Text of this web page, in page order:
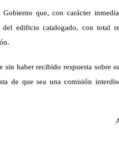
que, con carácter
edificio catalogado, con total
sin haber recibido respuesta sobre
de que sea una comisión